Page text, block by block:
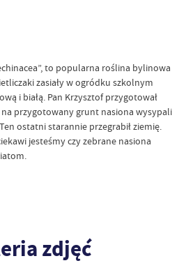
to popularna roślina bylinowa
zasiały w ogródku szkolnym
i białą. Pan Krzysztof przygotował
na przygotowany grunt nasiona wysypali
ostatni starannie przegrabił ziemię.
jesteśmy czy zebrane nasiona
zdjęć